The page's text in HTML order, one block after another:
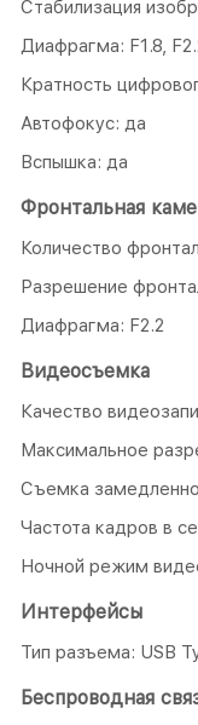
Стабилизация
Диафрагма: F1.8,
Кратность
Автофокус: да
Вспышка: да
Фронтальная
Количество
Разрешение
Диафрагма: F2.2
Видеосъемка
Качество
Максимальное
Съемка
Частота кадров в
Ночной режим
Интерфейсы
Тип разъема: USB
Беспроводная